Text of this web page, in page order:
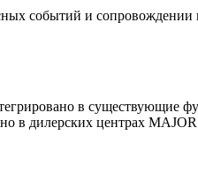
событий и
в существующие
в дилерских центрах